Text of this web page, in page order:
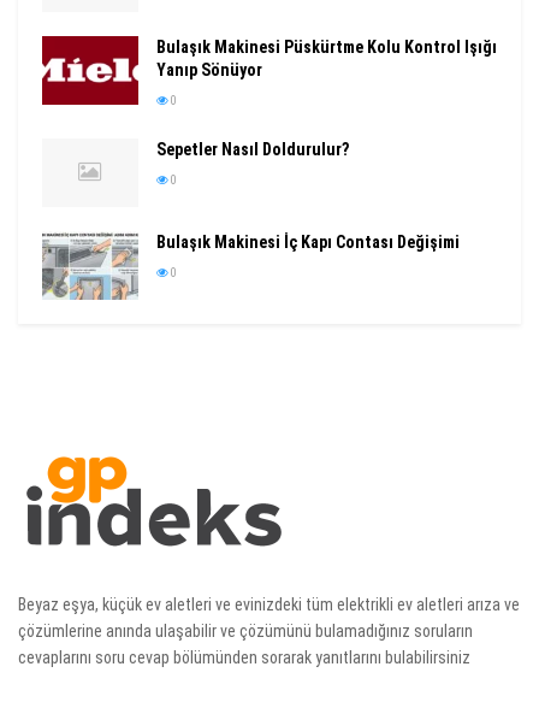
Bulaşık Makinesi Püskürtme Kolu Kontrol Işığı
Yanıp Sönüyor
0
Sepetler Nasıl Doldurulur?
0
Bulaşık Makinesi İç Kapı Contası Değişimi
0
Beyaz eşya, küçük ev aletleri ve evinizdeki tüm elektrikli ev aletleri arıza ve
çözümlerine anında ulaşabilir ve çözümünü bulamadığınız soruların
cevaplarını soru cevap bölümünden sorarak yanıtlarını bulabilirsiniz